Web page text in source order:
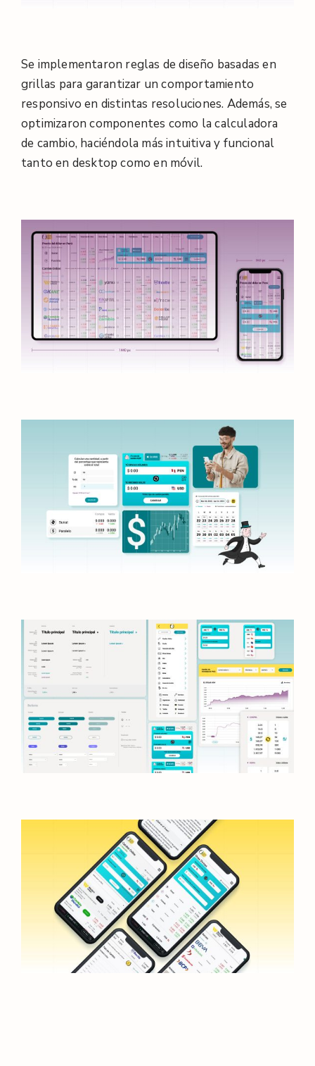
Se implementaron reglas de diseño basadas en
grillas para garantizar un comportamiento
responsivo en distintas resoluciones. Además, se
optimizaron componentes como la calculadora
de cambio, haciéndola más intuitiva y funcional
tanto en desktop como en móvil.